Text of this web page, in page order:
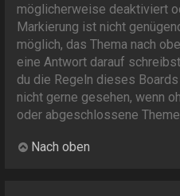
möglicherweise deaktiviert
Markierung ist nicht
möglich, das Thema nach
eine Antwort darauf
du die Regeln dieses
nicht gerne gesehen, wenn
oder abgeschlossene
Nach oben